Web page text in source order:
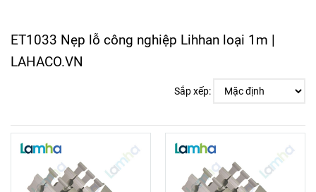
ET1033 Nẹp lỗ công nghiệp Lihhan loại 1m |
LAHACO.VN
Sắp xếp: